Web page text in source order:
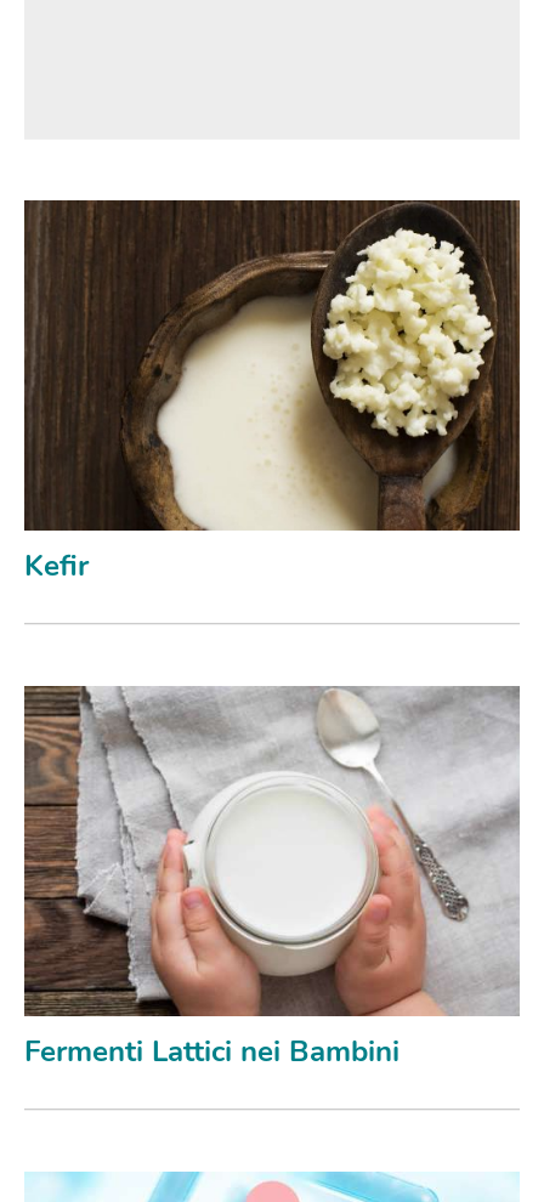
Kefir
Fermenti Lattici nei Bambini